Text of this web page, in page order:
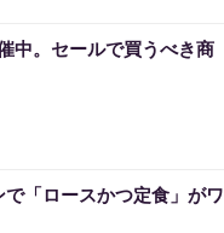
中。セールで買うべき商
「ロースかつ定食」がワ